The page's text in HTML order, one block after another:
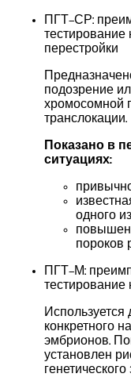
ПГТ-СР:
перестройки
подозрение
хромосомной
транслокации.
Показано в
ситуациях:
одного
пороков
ПГТ-М:
конкретного
эмбрионов.
установлен